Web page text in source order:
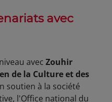
avec
avec Zouhir
de la Culture et des
soutien à la société
l'Office national du